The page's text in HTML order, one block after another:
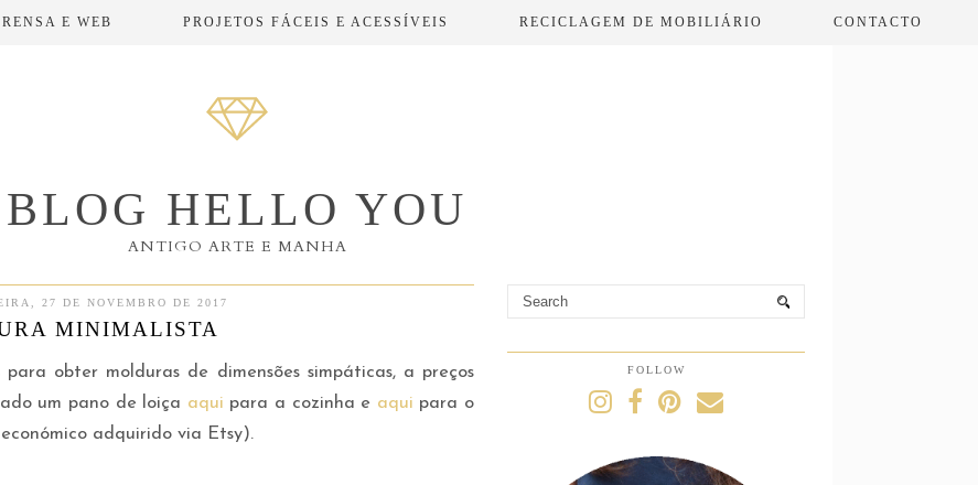
E WEB PROJETOS FÁCEIS E ACESSÍVEIS RECICLAGEM DE MOBILIÁRIO CONTACTO
BLOG HELLO YOU
ANTIGO ARTE E MANHA
27 DE NOVEMBRO DE 2017
MINIMALISTA
obter molduras de dimensões simpáticas, a preços
um pano de loiça aqui para a cozinha e aqui para o
económico adquirido via Etsy).
FOLLOW